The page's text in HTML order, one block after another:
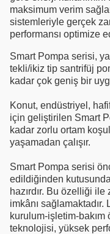
maksimum verim
sistemleriyle gerçek
performansı optimize
Smart Pompa serisi,
tekli/ikiz tip santrifüj
kadar çok geniş bir
Konut, endüstriyel,
için geliştirilen Smart
kadar zorlu ortam
yaşamadan çalışır.
Smart Pompa serisi
edildiğinden
hazırdır. Bu özelliği
imkânı
kurulum-işletim-bakım
teknolojisi, yüksek